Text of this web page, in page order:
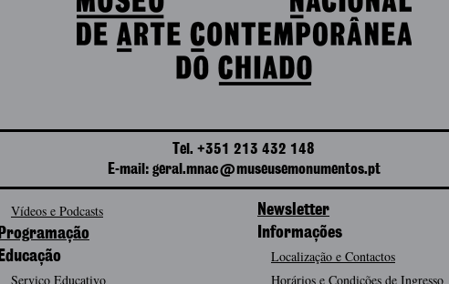
Tel. +351 213 432 148
E-mail: geral.mnac@museusemonumentos.pt
Vídeos e Podcasts
Programação
Educação
Serviço Educativo
Newsletter
Informações
Localização e Contactos
Horários e Condições de Ingresso